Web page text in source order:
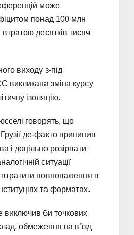
може
понад 100 млн
десятків тисяч
виходу з-під
викликана зміна курсу
ізоляцію.
говорять, що
де-факто припинив
і доцільно розірвати
ситуації
повноваження в
та форматах.
би точкових
обмеження на в’їзд